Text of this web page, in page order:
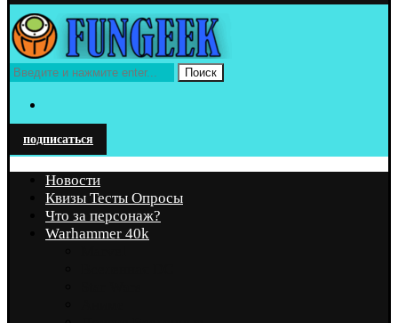
Поиск
подписаться
Новости
Квизы Тесты Опросы
Что за персонаж?
Warhammer 40k